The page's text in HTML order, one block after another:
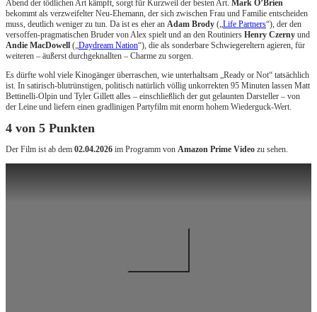
Abend der tödlichen Art kämpft, sorgt für Kurzweil der besten Art. Mark O’Brien
bekommt als verzweifelter Neu-Ehemann, der sich zwischen Frau und Familie entscheiden
muss, deutlich weniger zu tun. Da ist es eher an Adam Brody („Life Partners“), der den
versoffen-pragmatischen Bruder von Alex spielt und an den Routiniers Henry Czerny und
Andie MacDowell („Daydream Nation“), die als sonderbare Schwiegereltern agieren, für
weiteren – äußerst durchgeknallten – Charme zu sorgen.
Es dürfte wohl viele Kinogänger überraschen, wie unterhaltsam „Ready or Not“ tatsächlich
ist. In satirisch-blutrünstigen, politisch natürlich völlig unkorrekten 95 Minuten lassen Matt
Bettinelli-Olpin und Tyler Gillett alles – einschließlich der gut gelaunten Darsteller – von
der Leine und liefern einen gradlinigen Partyfilm mit enorm hohem Wiederguck-Wert.
4 von 5 Punkten
Der Film ist ab dem 02.04.2026 im Programm von Amazon Prime Video zu sehen.